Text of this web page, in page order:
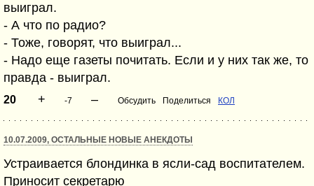
выиграл.
- А что по радио?
- Тоже, говорят, что выиграл...
- Надо еще газеты почитать. Если и у них так же, то
правда - выиграл.
20 + -7 – Обсудить Поделиться КОЛ
10.07.2009, ОСТАЛЬНЫЕ НОВЫЕ АНЕКДОТЫ
Устраивается блондинка в ясли-сад воспитателем.
Приносит секретарю